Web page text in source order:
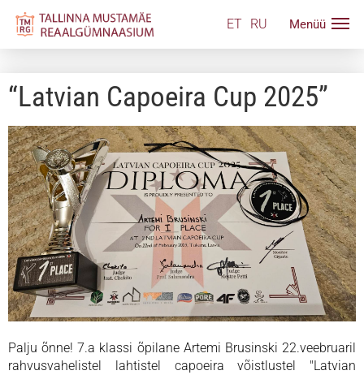
ET RU
“Latvian Capoeira Cup 2025”
Palju õnne! 7.a klassi õpilane Artemi Brusinski 22.veebruaril
rahvusvahelistel lahtistel capoeira võistlustel "Latvian